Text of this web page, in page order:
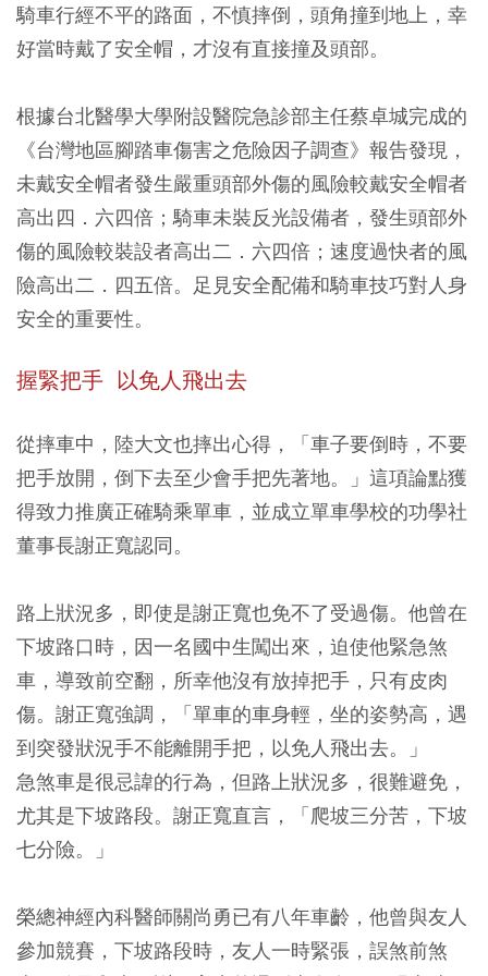
騎車行經不平的路面，不慎摔倒，頭角撞到地上，幸
好當時戴了安全帽，才沒有直接撞及頭部。
根據台北醫學大學附設醫院急診部主任蔡卓城完成的
《台灣地區腳踏車傷害之危險因子調查》報告發現，
未戴安全帽者發生嚴重頭部外傷的風險較戴安全帽者
高出四．六四倍；騎車未裝反光設備者，發生頭部外
傷的風險較裝設者高出二．六四倍；速度過快者的風
險高出二．四五倍。足見安全配備和騎車技巧對人身
安全的重要性。
握緊把手 以免人飛出去
從摔車中，陸大文也摔出心得，「車子要倒時，不要
把手放開，倒下去至少會手把先著地。」這項論點獲
得致力推廣正確騎乘單車，並成立單車學校的功學社
董事長謝正寬認同。
路上狀況多，即使是謝正寬也免不了受過傷。他曾在
下坡路口時，因一名國中生闖出來，迫使他緊急煞
車，導致前空翻，所幸他沒有放掉把手，只有皮肉
傷。謝正寬強調，「單車的車身輕，坐的姿勢高，遇
到突發狀況手不能離開手把，以免人飛出去。」
急煞車是很忌諱的行為，但路上狀況多，很難避免，
尤其是下坡路段。謝正寬直言，「爬坡三分苦，下坡
七分險。」
榮總神經內科醫師關尚勇已有八年車齡，他曾與友人
參加競賽，下坡路段時，友人一時緊張，誤煞前煞